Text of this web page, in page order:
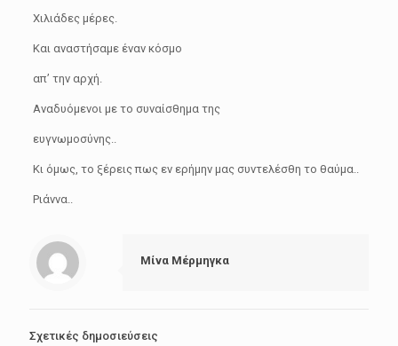
Χιλιάδες μέρες.
Και αναστήσαμε έναν κόσμο
απ’ την αρχή.
Αναδυόμενοι με το συναίσθημα της
ευγνωμοσύνης..
Κι όμως, το ξέρεις πως εν ερήμην μας συντελέσθη το θαύμα..
Ριάννα..
Μίνα Μέρμηγκα
Σχετικές δημοσιεύσεις